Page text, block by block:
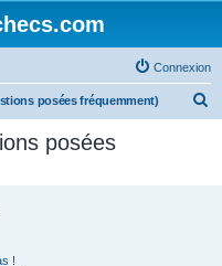
Connexion
posées fréquemment)
posées
!